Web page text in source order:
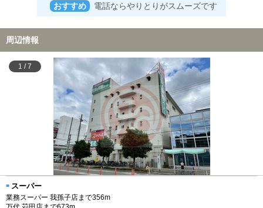
おすすめ 電話ならやりとりがスムーズです
周辺情報
1 /7
スーパー
業務スーパー 我孫子店まで356m